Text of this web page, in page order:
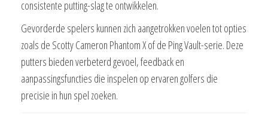
consistente putting-slag te ontwikkelen.
Gevorderde spelers kunnen zich aangetrokken voelen tot opties
zoals de Scotty Cameron Phantom X of de Ping Vault-serie. Deze
putters bieden verbeterd gevoel, feedback en
aanpassingsfuncties die inspelen op ervaren golfers die
precisie in hun spel zoeken.